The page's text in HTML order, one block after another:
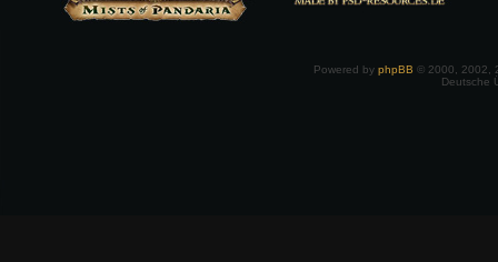
Powered by phpBB © 2000, 2002,
Deutsche